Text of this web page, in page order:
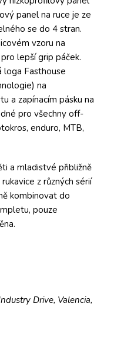
panel na ruce je ze
se do 4 stran.
vzoru na
lepší grip páček.
loga Fasthouse
na
a zapínacím pásku na
pro všechny off-
enduro, MTB,
a mladistvé přibližně
z různých sérií
kombinovat do
pouze
Drive, Valencia,